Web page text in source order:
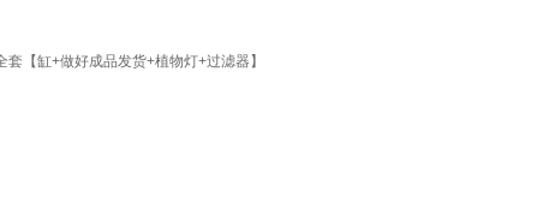
【缸+做好成品发货+植物灯+过滤器】